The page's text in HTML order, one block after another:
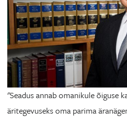
"Seadus annab omanikule õiguse
äritegevuseks oma parima